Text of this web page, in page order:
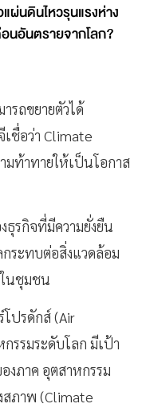
ผ่นดินไหวรุนแรงห่าง
อันตรายจากโลก?
รถขยายตัวได้
ชื่อว่า Climate
มท้าทายให้เป็นโอกาส
ธุรกิจที่มีความยั่งยืน
กระทบต่อสิ่งแวดล้อม
ในชุมชน
ปรดักส์ (Air
รรมระดับโลก มีเป้า
งภาค อุตสาหกรรม
สภาพ (Climate